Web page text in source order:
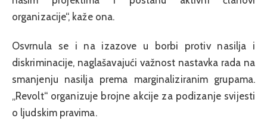
organizacije“, kaže ona.
Osvrnula se i na izazove u borbi protiv nasilja i
diskriminacije, naglašavajući važnost nastavka rada na
smanjenju nasilja prema marginaliziranim grupama.
„Revolt“ organizuje brojne akcije za podizanje svijesti
o ljudskim pravima.